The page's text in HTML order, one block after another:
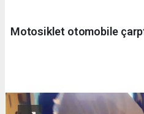
Motosiklet otomobile